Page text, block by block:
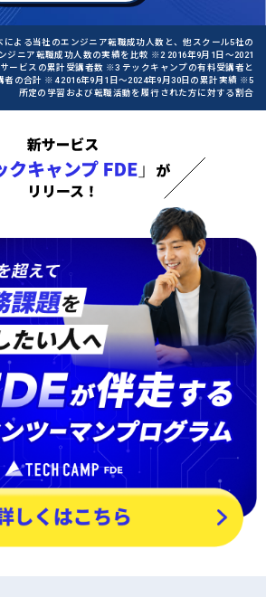
よる当社のエンジニア転職成功人数と、他スクール5社の
ジニア転職成功人数の実績を比較 ※2 2016年9月1日〜2021
ービスの累計受講者数 ※3 テックキャンプの有料受講者と
者の合計 ※4 2016年9月1日〜2024年9月30日の累計実績 ※5
所定の学習および転職活動を履行された方に対する割合